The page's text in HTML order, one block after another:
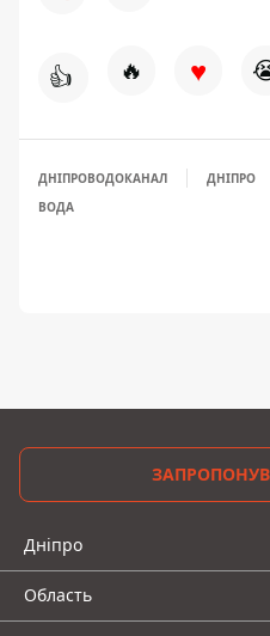
👍 🔥 ♥
ДНІПРОВОДОКАНАЛ ДНІПРО
ВОДА
Дніпро
Область